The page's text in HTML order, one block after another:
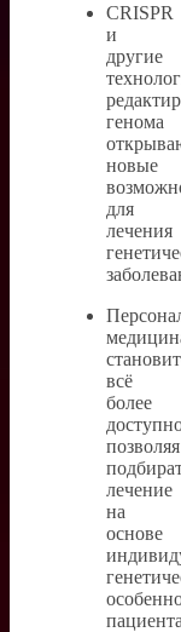
CRISPR
и
другие
генома
новые
для
лечения
всё
более
позволяя
лечение
на
основе